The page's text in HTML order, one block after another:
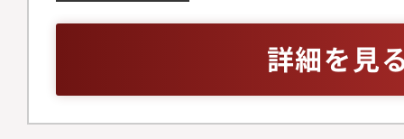
います。
ます。税法の不明点
確認しながら業務を
な業務内容税務調査
申告・税効果会計社
計や税務に関するPJ
なことにチャレンジ
詳細を見